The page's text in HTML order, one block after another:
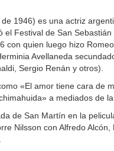
1946) es una actriz
Festival de San
con quien luego hizo
Avellaneda
Sergio Renán y otros).
«El amor tiene cara de
a mediados de
de San Martín en la
Nilsson con Alfredo